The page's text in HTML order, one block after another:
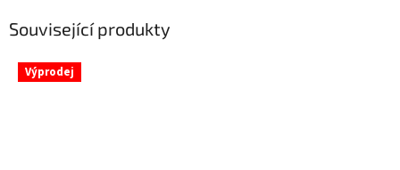
Související produkty
Výprodej